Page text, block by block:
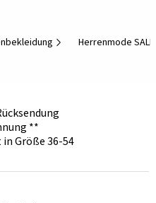
Herrenmode SALE
**
Größe 36-54